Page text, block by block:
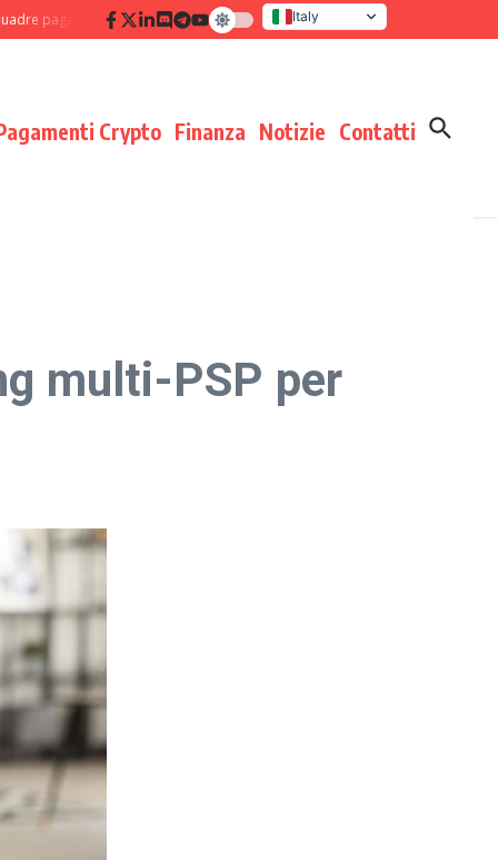
disciplina di processo che moltiplica i risultati
Italy
United States
Crypto Finanza Notizie Contatti
multi-PSP per